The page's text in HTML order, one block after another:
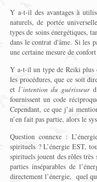
Y a-t-il des avantages à
naturels, de portée
types de soins énergétiques,
dans le contrat d'âme. Si les
une certaine mesure de
Y a-t-il un type de Reiki plus
les procédures, que ce soit
et l’intention du guérisseur
fournissent un code
Cependant, ce que j’ai
n’en fait pas partie, alors le
Question connexe :
spirituels ? L’énergie EST,
spirituels jouent des rôles
parties inséparables de
directement l’énergie, quel